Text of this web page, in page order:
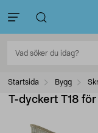
Startsida Bygg
T-dyckert T18